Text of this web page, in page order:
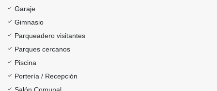
Garaje
Gimnasio
Parqueadero visitantes
Parques cercanos
Piscina
Portería / Recepción